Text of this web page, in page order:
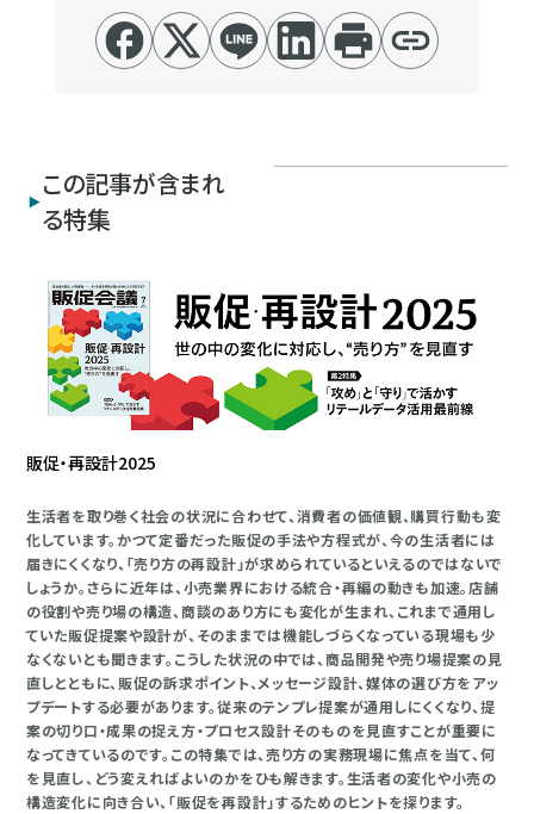
この記事が含まれ
る特集
販促・再設計2025
生活者を取り巻く社会の状況に合わせて、消費者の価値観、購買行動も変
化しています。かつて定番だった販促の手法や方程式が、今の生活者には
届きにくくなり、「売り方の再設計」が求められているといえるのではないで
しょうか。さらに近年は、小売業界における統合・再編の動きも加速。店舗
の役割や売り場の構造、商談のあり方にも変化が生まれ、これまで通用し
ていた販促提案や設計が、そのままでは機能しづらくなっている現場も少
なくないとも聞きます。こうした状況の中では、商品開発や売り場提案の見
直しとともに、販促の訴求ポイント、メッセージ設計、媒体の選び方をアッ
プデートする必要があります。従来のテンプレ提案が通用しにくくなり、提
案の切り口・成果の捉え方・プロセス設計そのものを見直すことが重要に
なってきているのです。この特集では、売り方の実務現場に焦点を当て、何
を見直し、どう変えればよいのかをひも解きます。生活者の変化や小売の
構造変化に向き合い、「販促を再設計」するためのヒントを探ります。